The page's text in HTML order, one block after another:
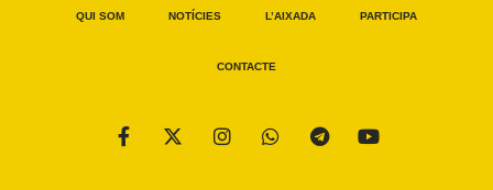
QUI SOM NOTÍCIES L’AIXADA PARTICIPA
CONTACTE